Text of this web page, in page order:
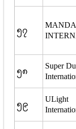
၅၇
၅၈
Super
၅၉
ULight